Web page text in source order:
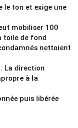
le ton et exige une
mobiliser 100
toile de fond
nettoient
La direction
à la
puis libérée